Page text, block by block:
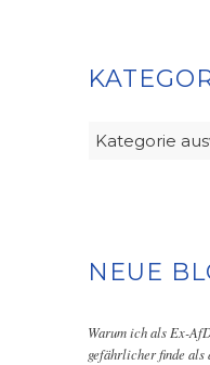
Kategorien
NEUE
Warum ich als Ex-
gefährlicher finde als